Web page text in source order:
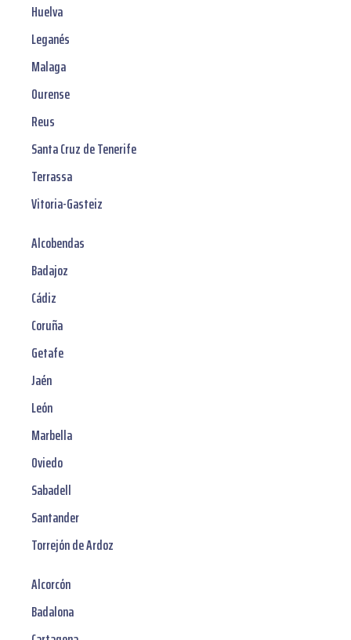
Huelva
Leganés
Malaga
Ourense
Reus
Santa Cruz de Tenerife
Terrassa
Vitoria-Gasteiz
Alcobendas
Badajoz
Cádiz
Coruña
Getafe
Jaén
León
Marbella
Oviedo
Sabadell
Santander
Torrejón de Ardoz
Alcorcón
Badalona